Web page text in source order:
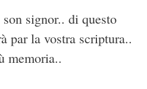
signor.. di questo
par la vostra scriptura..
memoria..